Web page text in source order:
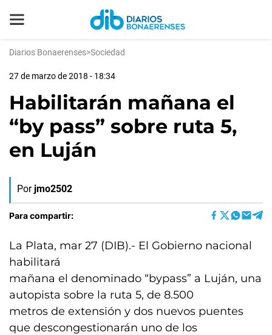
Diarios Bonaerenses>Sociedad
27 de marzo de 2018 - 18:34
Habilitarán mañana el
“by pass” sobre ruta 5,
en Luján
Por jmo2502
Para compartir:
La Plata, mar 27 (DIB).- El Gobierno nacional
habilitará
mañana el denominado “bypass” a Luján, una
autopista sobre la ruta 5, de 8.500
metros de extensión y dos nuevos puentes
que descongestionarán uno de los